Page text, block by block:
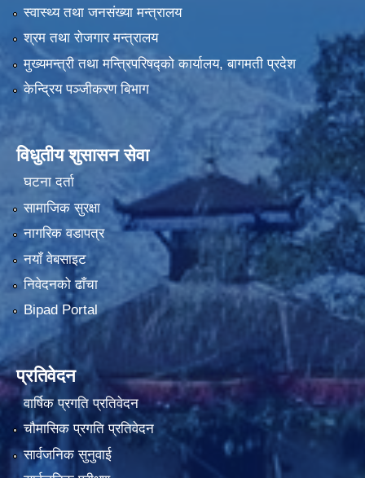
स्वास्थ्य तथा जनसंख्या मन्त्रालय
श्रम तथा रोजगार मन्त्रालय
मुख्यमन्त्री तथा मन्त्रिपरिषद्को कार्यालय, बागमती प्रदेश
केन्द्रिय पञ्जीकरण बिभाग
विधुतीय शुसासन सेवा
घटना दर्ता
सामाजिक सुरक्षा
नागरिक वडापत्र
नयाँ वेबसाइट
निवेदनको ढाँचा
Bipad Portal
प्रतिवेदन
वार्षिक प्रगति प्रतिवेदन
चौमासिक प्रगति प्रतिवेदन
सार्वजनिक सुनुवाई